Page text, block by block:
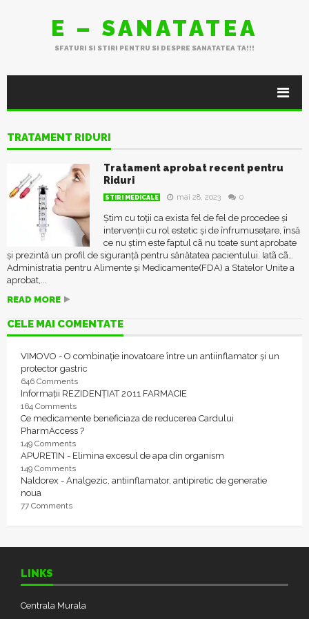
E – SANATATEA
SFATURI SI STIRI PENTRU SI DESPRE SANATATEA TA!!!
TRATAMENT RIDURI
Tratament aprobat recent pentru
Riduri
STIRI MEDICALE mai 28, 2023 0
Știm cu toții ca exista fel de fel de procedee și
intervenții cu rol estetic și de înfrumusețare, însă
ce nu știm este faptul cã nu toate sunt aprobate
și prezintă un profil de siguranță pentru sănătatea pacientului. Iatã cã…
Administratia pentru Alimente și Medicamente(FDA) a Statelor Unite a
aprobat,...
READ MORE
CELE MAI COMENTATE
VIMOVO - O combinație inovatoare între un antiinflamator și un
protector gastric
646 Comments
Informații REZIDENȚIAT 2011 FARMACIE
164 Comments
Ce medicamente beneficiaza de reducerea Cardului
PharmAccess ?
149 Comments
APURETIN - Elimina excesul de apa din organism
149 Comments
Naldorex - Analgezic, antiinflamator, antipiretic de generatie
noua
77 Comments
LINKS
Centrala Murala